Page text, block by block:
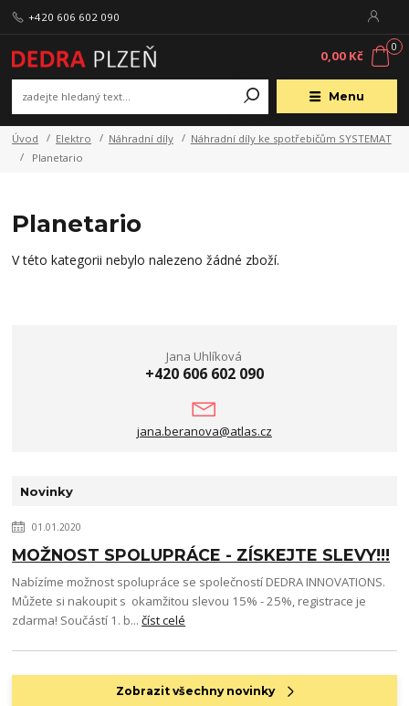
Menu
+420 606 602 090
0
0,00 Kč
Úvod Elektro Náhradní díly
Náhradní díly ke spotřebičům SYSTEMAT
Planetario
Planetario
V této kategorii nebylo nalezeno žádné zboží.
Jana Uhlíková
+420 606 602 090
jana.beranova@atlas.cz
Novinky
01.01.2020
MOŽNOST SPOLUPRÁCE - ZÍSKEJTE SLEVY!!!
Nabízíme možnost spolupráce se společností DEDRA INNOVATIONS.
Můžete si nakoupit s okamžitou slevou 15% - 25%, registrace je
zdarma! Součástí 1. b...číst celé
Zobrazit všechny novinky